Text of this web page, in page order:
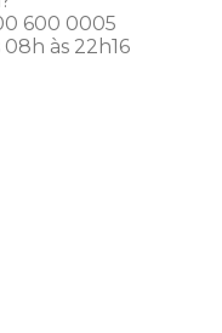
600 0005
às 22h16